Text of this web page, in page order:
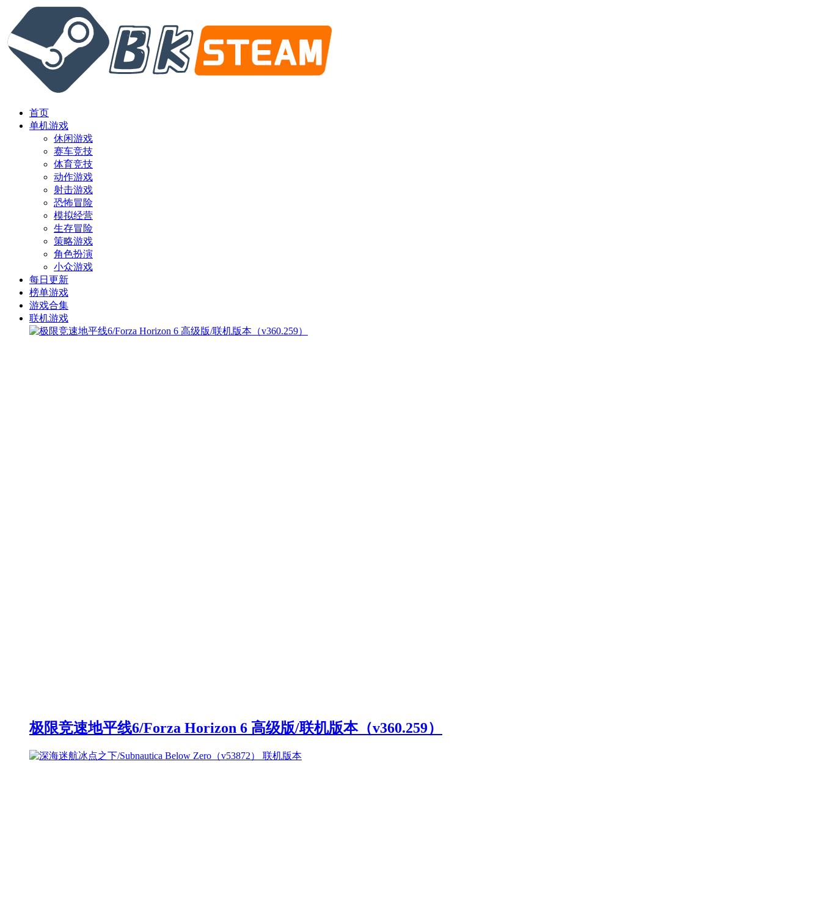
首页
单机游戏
休闲游戏
赛车竞技
体育竞技
动作游戏
射击游戏
恐怖冒险
模拟经营
生存冒险
策略游戏
角色扮演
小众游戏
每日更新
榜单游戏
游戏合集
联机游戏
极限竞速地平线6/Forza Horizon 6 高级版/联机版本（v360.259）